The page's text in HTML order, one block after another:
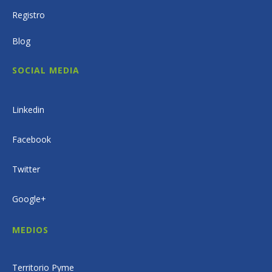
Registro
Blog
SOCIAL MEDIA
Linkedin
Facebook
Twitter
Google+
MEDIOS
Territorio Pyme